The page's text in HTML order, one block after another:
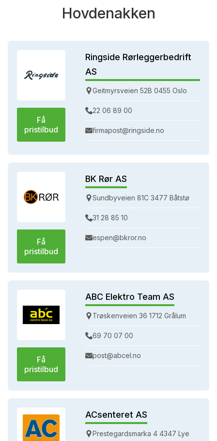
Hovdenakken
Få
pristilbud
Ringside Rørleggerbedrift
AS
Geitmyrsveien 52B 0455 Oslo
22 06 89 00
firmapost@ringside.no
Få
pristilbud
BK Rør AS
Sundbyveien 81C 3477 Båtstø
31 28 85 10
espen@bkror.no
Få
pristilbud
ABC Elektro Team AS
Trøskenveien 36 1712 Grålum
69 70 07 00
post@abcel.no
ACsenteret AS
Prestegardsmarka 4 4347 Lye